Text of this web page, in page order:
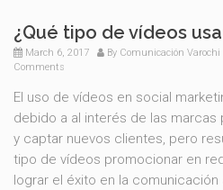
¿Qué tipo de vídeos
March 6, 2017 By Comunicación Varochi
Comments
El uso de vídeos en social
debido a al interés de las marcas
y captar nuevos clientes, pero
tipo de vídeos promocionar en
lograr el éxito en la comunicación